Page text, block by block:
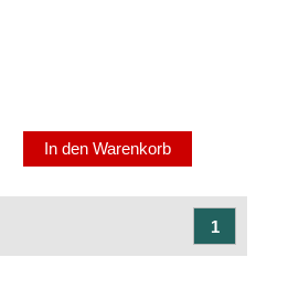
In den Warenkorb
1